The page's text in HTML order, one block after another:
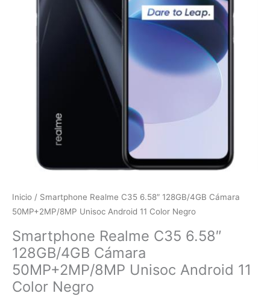
Inicio / Smartphone Realme C35 6.58″ 128GB/4GB Cámara
50MP+2MP/8MP Unisoc Android 11 Color Negro
Smartphone Realme C35 6.58″
128GB/4GB Cámara
50MP+2MP/8MP Unisoc Android 11
Color Negro